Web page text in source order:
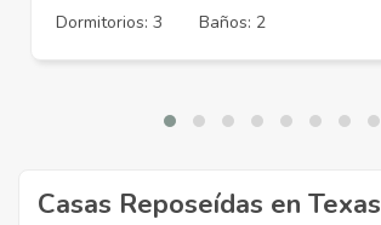
Dormitorios: 3
Baños: 2
Casas Reposeídas en Texas